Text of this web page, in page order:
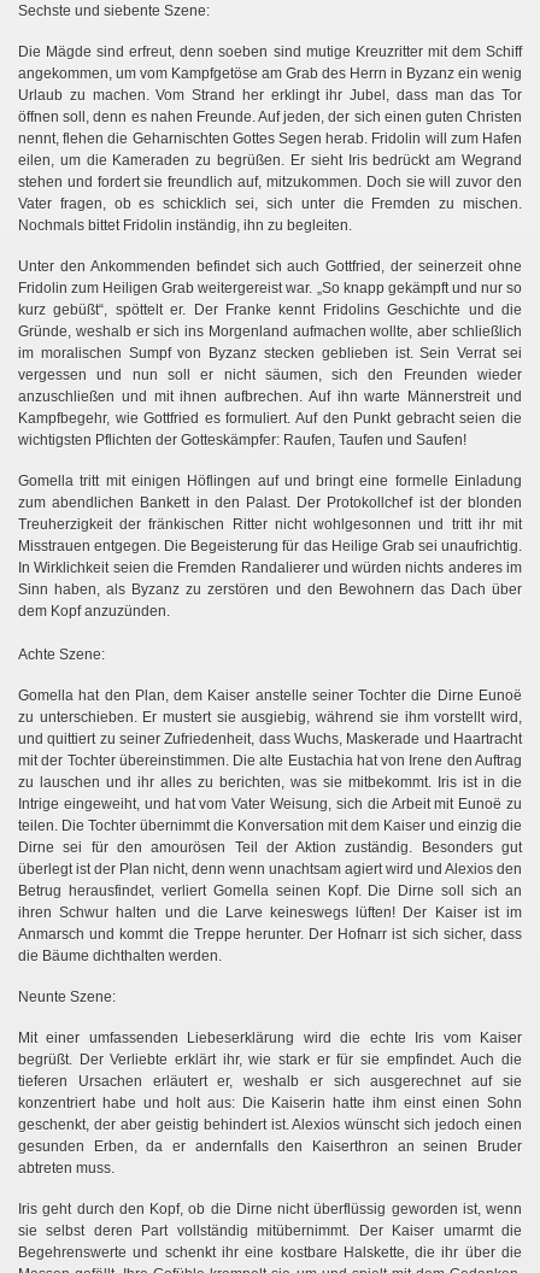
Sechste und siebente Szene:
Die Mägde sind erfreut, denn soeben sind mutige Kreuzritter mit dem Schiff
angekommen, um vom Kampfgetöse am Grab des Herrn in Byzanz ein wenig
Urlaub zu machen. Vom Strand her erklingt ihr Jubel, dass man das Tor
öffnen soll, denn es nahen Freunde. Auf jeden, der sich einen guten Christen
nennt, flehen die Geharnischten Gottes Segen herab. Fridolin will zum Hafen
eilen, um die Kameraden zu begrüßen. Er sieht Iris bedrückt am Wegrand
stehen und fordert sie freundlich auf, mitzukommen. Doch sie will zuvor den
Vater fragen, ob es schicklich sei, sich unter die Fremden zu mischen.
Nochmals bittet Fridolin inständig, ihn zu begleiten.
Unter den Ankommenden befindet sich auch Gottfried, der seinerzeit ohne
Fridolin zum Heiligen Grab weitergereist war. „So knapp gekämpft und nur so
kurz gebüßt“, spöttelt er. Der Franke kennt Fridolins Geschichte und die
Gründe, weshalb er sich ins Morgenland aufmachen wollte, aber schließlich
im moralischen Sumpf von Byzanz stecken geblieben ist. Sein Verrat sei
vergessen und nun soll er nicht säumen, sich den Freunden wieder
anzuschließen und mit ihnen aufbrechen. Auf ihn warte Männerstreit und
Kampfbegehr, wie Gottfried es formuliert. Auf den Punkt gebracht seien die
wichtigsten Pflichten der Gotteskämpfer: Raufen, Taufen und Saufen!
Gomella tritt mit einigen Höflingen auf und bringt eine formelle Einladung
zum abendlichen Bankett in den Palast. Der Protokollchef ist der blonden
Treuherzigkeit der fränkischen Ritter nicht wohlgesonnen und tritt ihr mit
Misstrauen entgegen. Die Begeisterung für das Heilige Grab sei unaufrichtig.
In Wirklichkeit seien die Fremden Randalierer und würden nichts anderes im
Sinn haben, als Byzanz zu zerstören und den Bewohnern das Dach über
dem Kopf anzuzünden.
Achte Szene:
Gomella hat den Plan, dem Kaiser anstelle seiner Tochter die Dirne Eunoë
zu unterschieben. Er mustert sie ausgiebig, während sie ihm vorstellt wird,
und quittiert zu seiner Zufriedenheit, dass Wuchs, Maskerade und Haartracht
mit der Tochter übereinstimmen. Die alte Eustachia hat von Irene den Auftrag
zu lauschen und ihr alles zu berichten, was sie mitbekommt. Iris ist in die
Intrige eingeweiht, und hat vom Vater Weisung, sich die Arbeit mit Eunoë zu
teilen. Die Tochter übernimmt die Konversation mit dem Kaiser und einzig die
Dirne sei für den amourösen Teil der Aktion zuständig. Besonders gut
überlegt ist der Plan nicht, denn wenn unachtsam agiert wird und Alexios den
Betrug herausfindet, verliert Gomella seinen Kopf. Die Dirne soll sich an
ihren Schwur halten und die Larve keineswegs lüften! Der Kaiser ist im
Anmarsch und kommt die Treppe herunter. Der Hofnarr ist sich sicher, dass
die Bäume dichthalten werden.
Neunte Szene:
Mit einer umfassenden Liebeserklärung wird die echte Iris vom Kaiser
begrüßt. Der Verliebte erklärt ihr, wie stark er für sie empfindet. Auch die
tieferen Ursachen erläutert er, weshalb er sich ausgerechnet auf sie
konzentriert habe und holt aus: Die Kaiserin hatte ihm einst einen Sohn
geschenkt, der aber geistig behindert ist. Alexios wünscht sich jedoch einen
gesunden Erben, da er andernfalls den Kaiserthron an seinen Bruder
abtreten muss.
Iris geht durch den Kopf, ob die Dirne nicht überflüssig geworden ist, wenn
sie selbst deren Part vollständig mitübernimmt. Der Kaiser umarmt die
Begehrenswerte und schenkt ihr eine kostbare Halskette, die ihr über die